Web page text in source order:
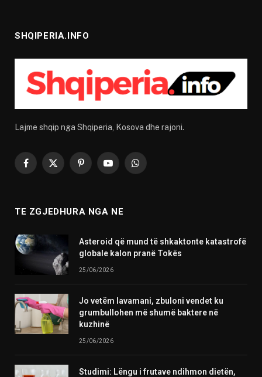
SHQIPERIA.INFO
Lajme shqip nga Shqiperia, Kosova dhe rajoni.
Facebook
X
PinterestYouTubeWhatsApp
TE ZGJEDHURA NGA NE
Asteroid që mund të shkaktonte katastrofë
globale kalon pranë Tokës
25/06/2026
Jo vetëm lavamani, zbuloni vendet ku
grumbullohen më shumë baktere në
kuzhinë
25/06/2026
Studimi: Lëngu i frutave ndihmon dietën,